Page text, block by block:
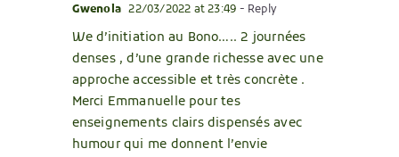
Gwenola 22/03/2022 at 23:49 - Reply
We d’initiation au Bono….. 2 journées
denses , d’une grande richesse avec une
approche accessible et très concrète .
Merci Emmanuelle pour tes
enseignements clairs dispensés avec
humour qui me donnent l’envie